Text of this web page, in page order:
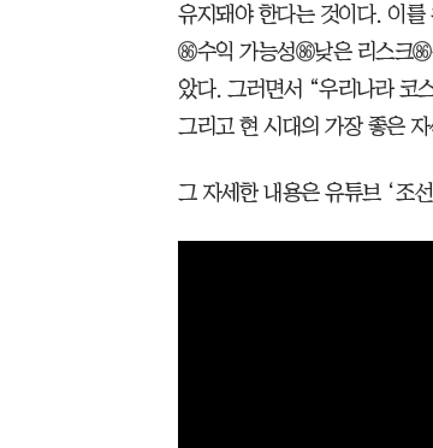
유지돼야 한다는 것이다. 이
수익 가능성낮은 리스크
았다. 그러면서 “우리나라 코
그리고 현 시대의 가장 좋은
그 자세한 내용은 유튜브 ‘조